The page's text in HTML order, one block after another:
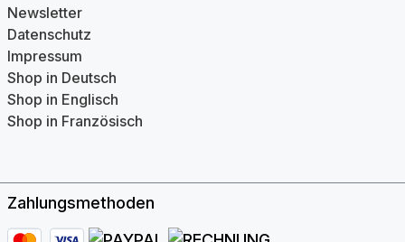
Newsletter
Datenschutz
Impressum
Shop in Deutsch
Shop in Englisch
Shop in Französisch
Zahlungsmethoden